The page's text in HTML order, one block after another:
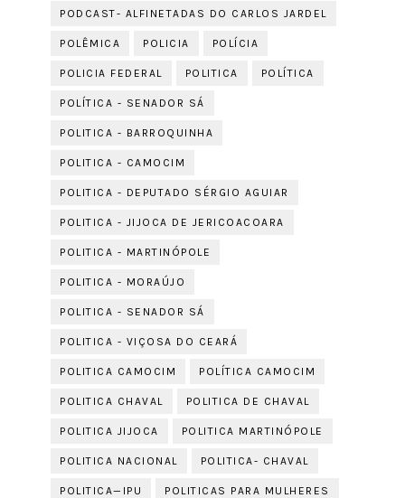
PODCAST- ALFINETADAS DO CARLOS JARDEL
POLÊMICA POLICIA POLÍCIA
POLICIA FEDERAL POLITICA POLÍTICA
POLÍTICA - SENADOR SÁ
POLITICA - BARROQUINHA
POLITICA - CAMOCIM
POLITICA - DEPUTADO SÉRGIO AGUIAR
POLITICA - JIJOCA DE JERICOACOARA
POLITICA - MARTINÓPOLE
POLITICA - MORAÚJO
POLITICA - SENADOR SÁ
POLITICA - VIÇOSA DO CEARÁ
POLITICA CAMOCIM POLÍTICA CAMOCIM
POLITICA CHAVAL POLITICA DE CHAVAL
POLITICA JIJOCA POLITICA MARTINÓPOLE
POLITICA NACIONAL POLITICA- CHAVAL
POLITICA—IPU POLITICAS PARA MULHERES